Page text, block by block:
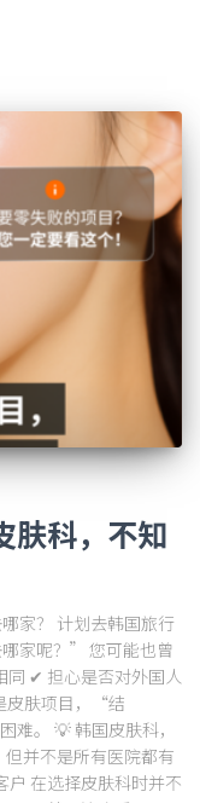
科，不知
家？ 计划去韩国旅行
家呢？” 您可能也曾
同 ✔ 担心是否对外国人
皮肤项目，“结
。 💡 韩国皮肤科，
并不是所有医院都有
户 在选择皮肤科时并不